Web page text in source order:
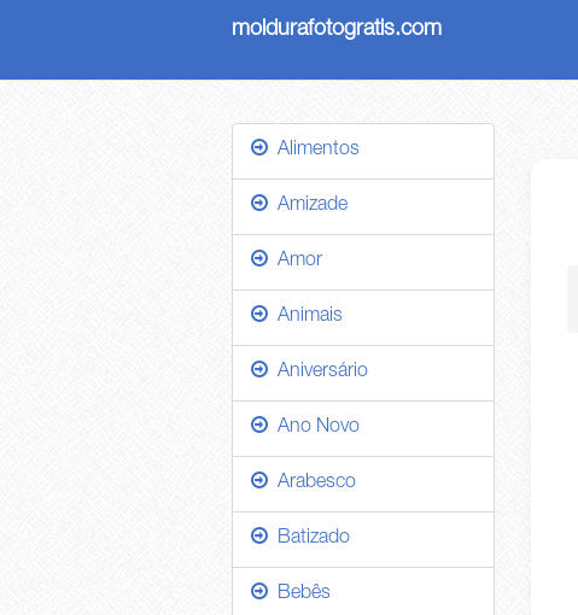
moldurafotogratis.com
Alimentos
Amizade
Amor
Animais
Aniversário
Ano Novo
Arabesco
Batizado
Bebês